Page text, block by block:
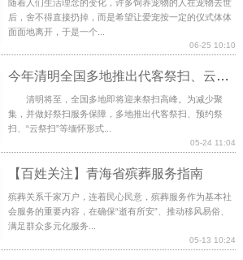
随着人们生活理念的变化，许多饲养宠物的人在宠物去世
后，舍不得直接扔掉，而是希望让爱宠按一定的仪式体体
面面地离开，于是一个...
06-25 10:10
今年清明全国多地推出代客祭扫、云祭扫等便民服务
清明将至，全国多地即将迎来祭扫高峰。为减少聚
集，并做好祭扫服务保障，多地推出代客祭扫、预约祭
扫、“云祭扫”等缅怀形式...
05-24 11:04
【百姓关注】青海省殡葬服务指南
殡葬关系千家万户，连着民心民意，殡葬服务作为基本社
会服务的重要内容，在确保“逝有所安”、推动移风易俗、
满足群众多元化服务...
05-13 10:24